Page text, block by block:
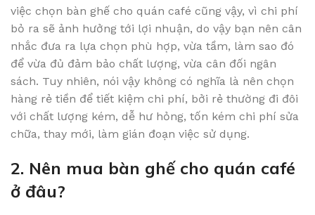
việc chọn bàn ghế cho quán café cũng vậy, vì chi phí
bỏ ra sẽ ảnh hưởng tới lợi nhuận, do vậy bạn nên cân
nhắc đưa ra lựa chọn phù hợp, vừa tầm, làm sao đó
để vừa đủ đảm bảo chất lượng, vừa cân đối ngân
sách. Tuy nhiên, nói vậy không có nghĩa là nên chọn
hàng rẻ tiền để tiết kiệm chi phí, bởi rẻ thường đi đôi
với chất lượng kém, dễ hư hỏng, tốn kém chi phí sửa
chữa, thay mới, làm gián đoạn việc sử dụng.
2. Nên mua bàn ghế cho quán café
ở đâu?